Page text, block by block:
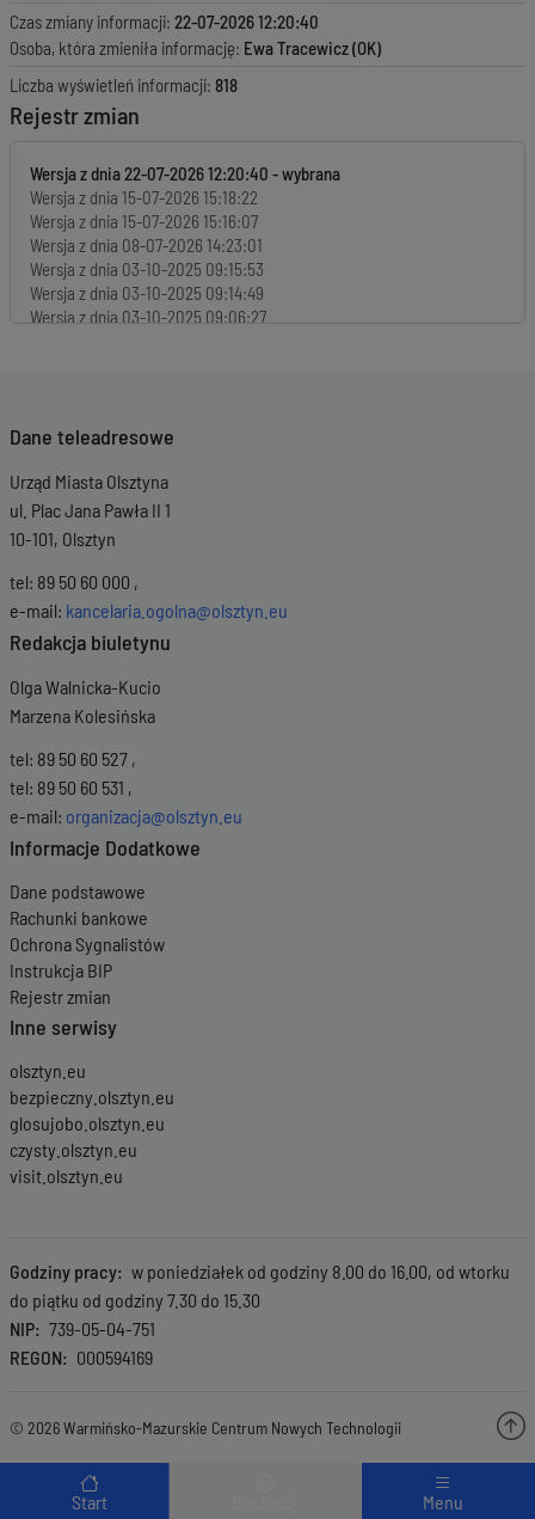
Menu wyróżnione
Start
Menu
Czas zmiany informacji: 22-07-2026 12:20:40
Osoba, która zmieniła informację: Ewa Tracewicz (OK)
Liczba wyświetleń informacji: 818
Rejestr zmian
Wersja z dnia22-07-2026 12:20:40
Wersja z dnia 15-07-2026 15:18:22
Wersja z dnia 15-07-2026 15:16:07
Wersja z dnia 08-07-2026 14:23:01
Wersja z dnia 03-10-2025 09:15:53
Wersja z dnia 03-10-2025 09:14:49
Wersja z dnia 03-10-2025 09:06:27
Dane teleadresowe
Urząd Miasta Olsztyna
ul. Plac Jana Pawła II 1
10-101, Olsztyn
tel: 89 50 60 000 ,
e-mail: kancelaria.ogolna@olsztyn.eu
Redakcja biuletynu
Olga Walnicka-Kucio
Marzena Kolesińska
tel: 89 50 60 527 ,
tel: 89 50 60 531 ,
e-mail: organizacja@olsztyn.eu
Informacje Dodatkowe
Dane podstawowe
Rachunki bankowe
Ochrona Sygnalistów
Instrukcja BIP
Rejestr zmian
Inne serwisy
olsztyn.eu
bezpieczny.olsztyn.eu
glosujobo.olsztyn.eu
czysty.olsztyn.eu
visit.olsztyn.eu
Godziny pracy
w poniedziałek od godziny 8.00 do 16.00, od wtorku
do piątku od godziny 7.30 do 15.30
NIP
739-05-04-751
REGON
000594169
© 2026 Warmińsko-Mazurskie Centrum Nowych Technologii